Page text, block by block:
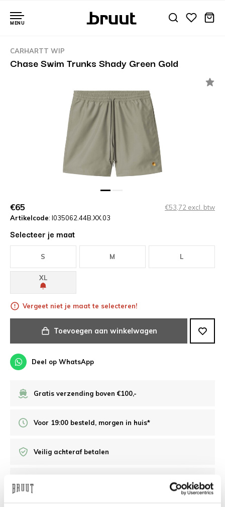
MENU
CARHARTT WIP
Chase Swim Trunks Shady Green Gold
€65
€53,72 excl. btw
Artikelcode: I035062.44B.XX.03
Selecteer je maat
S M L
XL
Vergeet niet je maat te selecteren!
Toevoegen aan winkelwagen
Deel op WhatsApp
Gratis verzending boven €100,-
Voor 19:00 besteld, morgen in huis*
Veilig achteraf betalen